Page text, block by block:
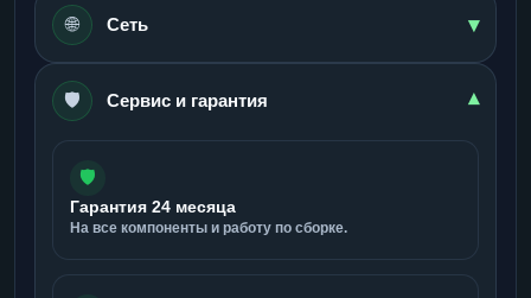
🌐 Сеть ▾
🛡️ Сервис и гарантия ▾
🛡️
Гарантия 24 месяца
На все компоненты и работу по сборке.